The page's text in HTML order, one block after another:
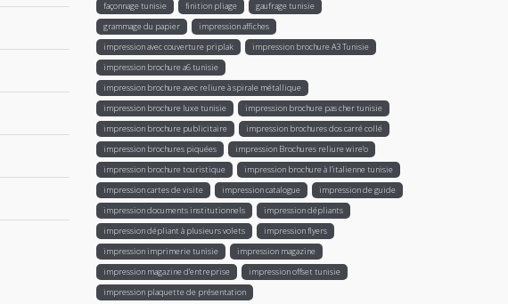
façonnage tunisie
finition pliage
gaufrage tunisie
grammage du papier
impression affiches
impression avec couverture priplak
impression brochure A3 Tunisie
impression brochure a6 tunisie
impression brochure avec reliure à spirale métallique
impression brochure luxe tunisie
impression brochure pas cher tunisie
impression brochure publicitaire
impression brochures dos carré collé
impression brochures piquées
impression Brochures reliure wire’o
impression brochure touristique
impression brochure à l'italienne tunisie
impression cartes de visite
impression catalogue
impression de guide
impression documents institutionnels
impression dépliants
impression dépliant à plusieurs volets
impression flyers
impression imprimerie tunisie
impression magazine
impression magazine d’entreprise
impression offset tunisie
impression plaquette de présentation